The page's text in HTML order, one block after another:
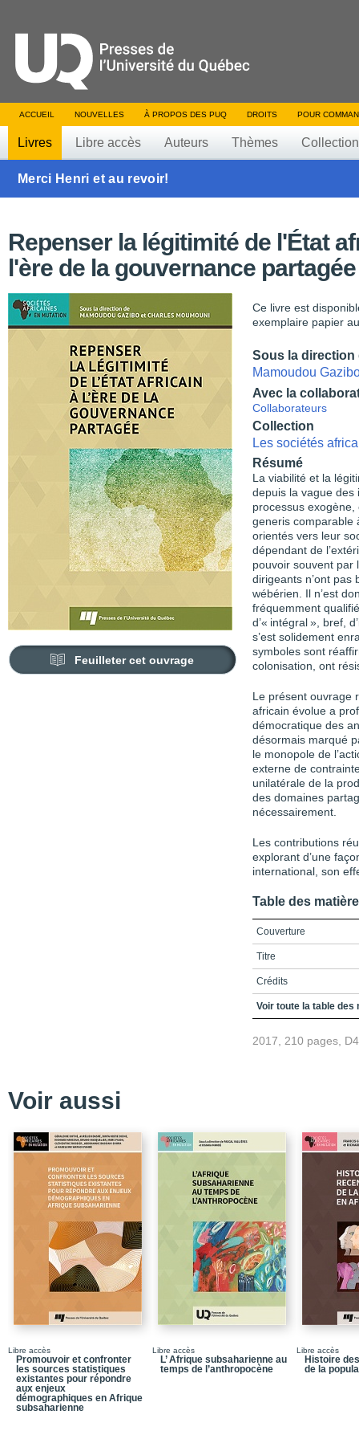
ACCUEIL NOUVELLES À PROPOS DES PUQ DROITS POUR
Livres Libre accès Auteurs Thèmes
Merci Henri et au revoir!
Repenser la légitimité de l'État
l'ère de la gouvernance partagée
Feuilleter cet ouvrage
Ce livre est
exemplaire papier
Sous la direction
Mamoudou
Avec la
Collaborateurs
Collection
Les sociétés
Résumé
La viabilité et la
depuis la vague des
processus exogène,
generis comparable
orientés vers leur
dépendant de
pouvoir souvent par
dirigeants n’ont pas
wébérien. Il n’est
fréquemment
d’« intégral », bref,
s’est solidement
symboles sont
colonisation, ont
Le présent ouvrage
africain évolue a
démocratique des
désormais marqué
le monopole de
externe de
unilatérale de la
des domaines
nécessairement.
Les contributions
explorant d’une
international, son
Table des
Couverture
Titre
Crédits
Avant-propos
Chapitre 1 – La
Chapitre 3 – La
Chapitre 4 – Les
Chapitre 5 – La
axes routiers au Bénin
reddition de comptes
Chapitre 7 – La
Voir toute la table des
2017, 210 pages,
Voir aussi
Libre accès
Promouvoir et confronter
les sources statistiques
existantes pour répondre
aux enjeux
démographiques en Afrique
subsaharienne
Libre accès
L’ Afrique subsaharienne au
temps de l’anthropocène
Libre accès
Histoire
de la